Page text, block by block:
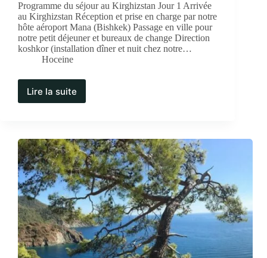
Programme du séjour au Kirghizstan Jour 1 Arrivée
au Kirghizstan Réception et prise en charge par notre
hôte aéroport Mana (Bishkek) Passage en ville pour
notre petit déjeuner et bureaux de change Direction
koshkor (installation dîner et nuit chez notre…
Hoceine
Lire la suite